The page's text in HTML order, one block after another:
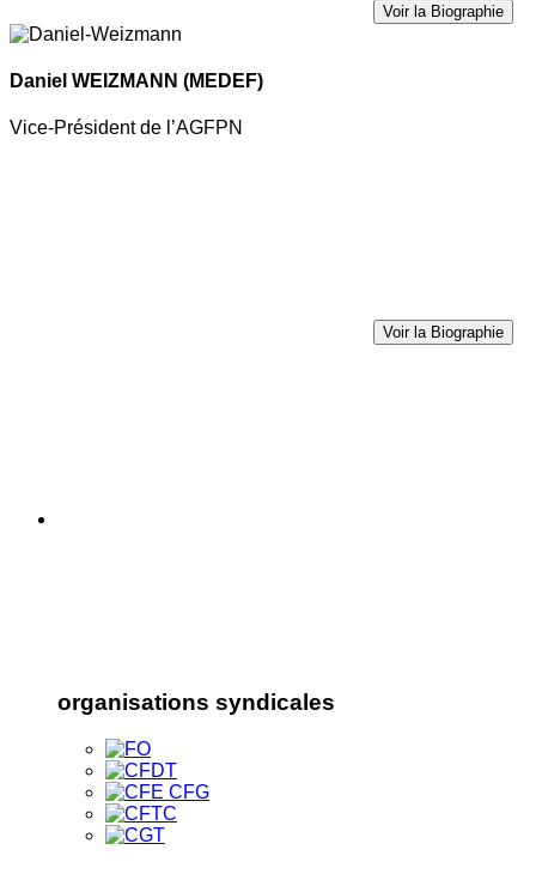
Voir la Biographie
Daniel WEIZMANN (MEDEF)
Vice-Président de l’AGFPN
Voir la Biographie
organisations syndicales